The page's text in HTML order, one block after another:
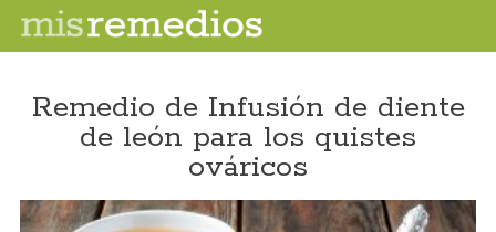
Remedio de Infusión de diente
de león para los quistes
ováricos